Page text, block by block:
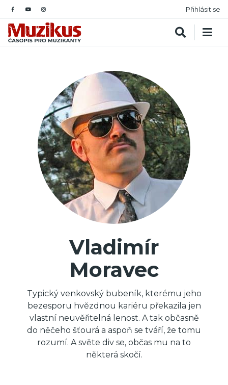
Přihlásit se
Vladimír
Moravec
Typický venkovský bubeník, kterému jeho
bezesporu hvězdnou kariéru překazila jen
vlastní neuvěřitelná lenost. A tak občasně
do něčeho šťourá a aspoň se tváří, že tomu
rozumí. A světe div se, občas mu na to
některá skočí.